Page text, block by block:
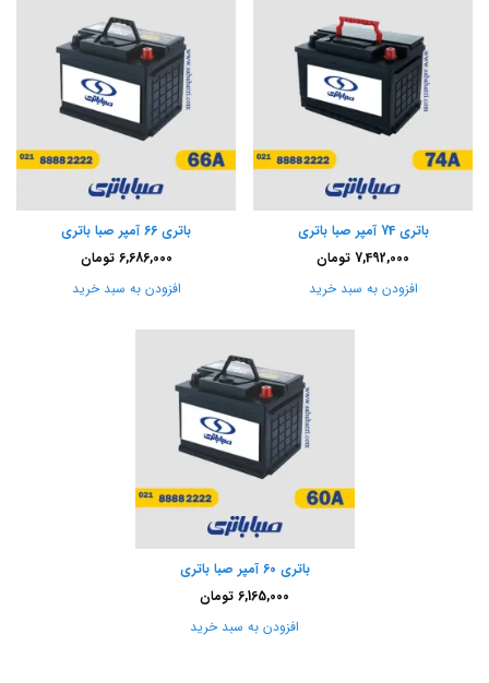
باتری 74 آمپر صبا باتری
7,492,000 تومان
افزودن به سبد خرید
باتری 66 آمپر صبا باتری
6,686,000 تومان
افزودن به سبد خرید
باتری 60 آمپر صبا باتری
6,165,000 تومان
افزودن به سبد خرید